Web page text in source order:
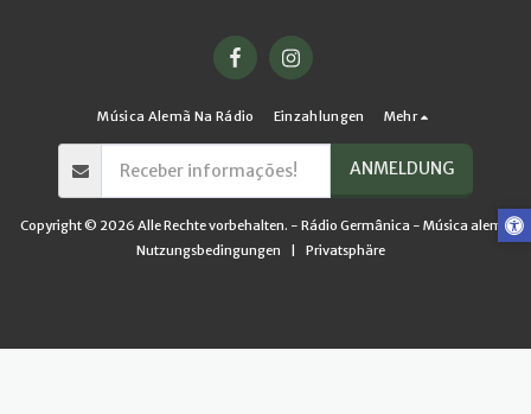
Música Alemã Na Rádio Einzahlungen Mehr
ANMELDUNG
Copyright © 2026 Alle Rechte vorbehalten. - Rádio Germânica - Música alemã
Nutzungsbedingungen | Privatsphäre